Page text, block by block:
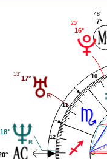
10
11
12
7°
48'
16°
25'
17°
13'
18°